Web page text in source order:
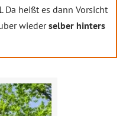
. Da heißt es dann Vorsicht
wiederselber hinters